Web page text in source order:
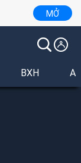
MỞ
BXH